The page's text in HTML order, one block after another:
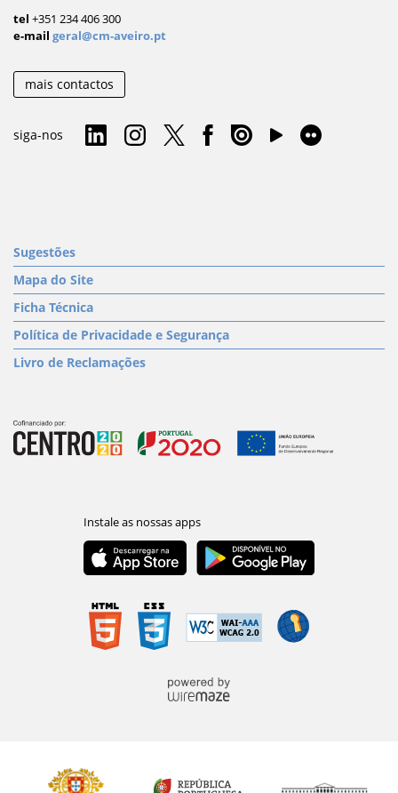
tel +351 234 406 300
e-mail geral@cm-aveiro.pt
mais contactos
siga-nos
Sugestões
Mapa do Site
Ficha Técnica
Política de Privacidade e Segurança
Livro de Reclamações